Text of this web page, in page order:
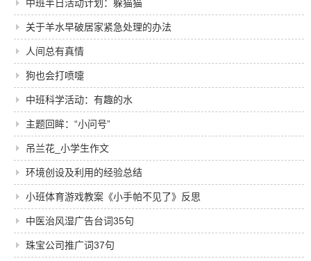
中班半日活动计划：躲猫猫
关于羊水早破居家紧急处理的办法
人间总有真情
狗也会打喷嚏
中班科学活动：有趣的水
主题回眸：“小问号”
吊兰花_小学生作文
环境创设及利用的经验总结
小班体育游戏教案《小手帕不见了》反思
中医治风湿广告台词35句
珠宝公司推广词37句